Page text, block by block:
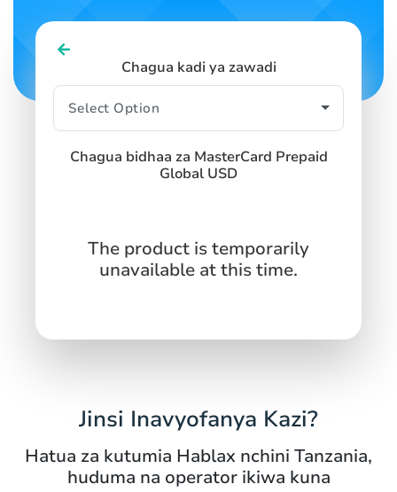
Chagua kadi ya zawadi
Chagua bidhaa za MasterCard Prepaid
Global USD
The product is temporarily
unavailable at this time.
Jinsi Inavyofanya Kazi?
Hatua za kutumia Hablax nchini Tanzania,
huduma na operator ikiwa kuna